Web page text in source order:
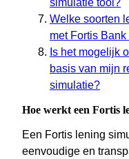
simulatie tool?
Welke soorten
met Fortis
Is het mogelijk
basis van mijn
simulatie?
Hoe werkt een Fortis
Een Fortis lening
eenvoudige en